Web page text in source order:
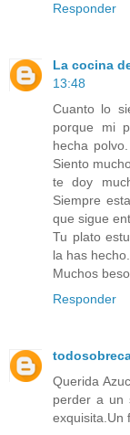
Responder
La cocina
13:48
Cuanto lo
porque mi
hecha
Siento
te doy
Siempre
que sigue
Tu plato
la has hecho.
Muchos
Responder
Querida
perder a un
exquisita.Un